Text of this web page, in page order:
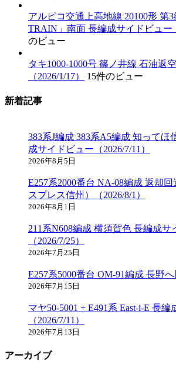
アルピコ交通上高地線 20100形 第
TRAIN」南面 長編成サイドビュー
のビュー
タキ1000-1000号 篠ノ井線 石油返
（2026/1/17）
15件のビュー
新着記事
383系J編成 383系A5編成 知ってほ
成サイドビュー（2026/7/11）
2026年8月5日
E257系2000番台 NA-08編成 返却
スプレス信州）（2026/8/1）
2026年8月1日
211系N608編成 横須賀色 長編成サ
（2026/7/25）
2026年7月25日
E257系5000番台 OM-91編成 長野へ
2026年7月15日
マヤ50-5001 + E491系 East-i-E 長
（2026/7/11）
2026年7月13日
アーカイブ